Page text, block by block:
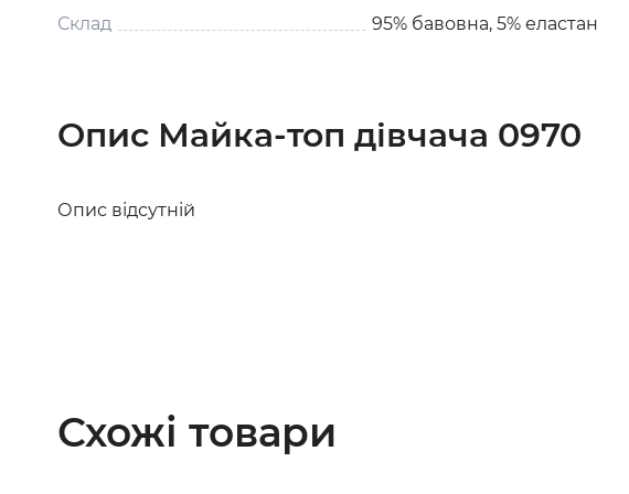
Склад 95% бавовна, 5% еластан
Опис Майка-топ дівчача 0970
Опис відсутній
Схожі товари